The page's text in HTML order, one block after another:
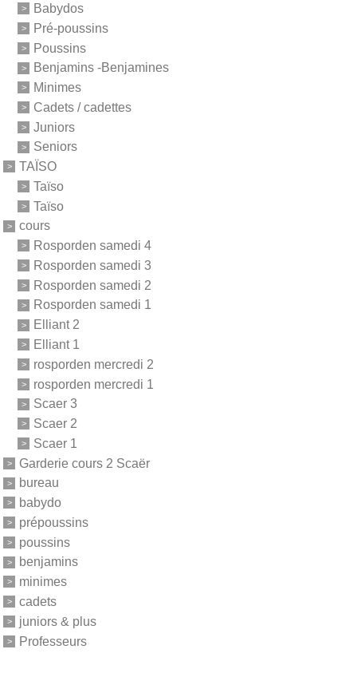
Babydos
Pré-poussins
Poussins
Benjamins -Benjamines
Minimes
Cadets / cadettes
Juniors
Seniors
TAÏSO
Taïso
Taïso
cours
Rosporden samedi 4
Rosporden samedi 3
Rosporden samedi 2
Rosporden samedi 1
Elliant 2
Elliant 1
rosporden mercredi 2
rosporden mercredi 1
Scaer 3
Scaer 2
Scaer 1
Garderie cours 2 Scaër
bureau
babydo
prépoussins
poussins
benjamins
minimes
cadets
juniors & plus
Professeurs